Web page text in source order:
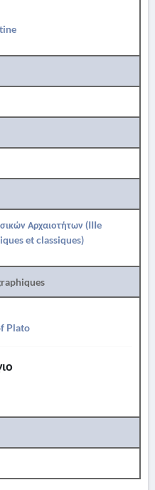
Αρχαιοτήτων (IIIe
et classiques)
Plato